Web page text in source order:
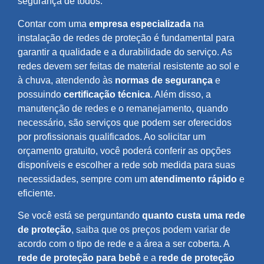
Contar com uma empresa especializada na
instalação de redes de proteção é fundamental para
garantir a qualidade e a durabilidade do serviço. As
redes devem ser feitas de material resistente ao sol e
à chuva, atendendo às normas de segurança e
possuindo certificação técnica. Além disso, a
manutenção de redes e o remanejamento, quando
necessário, são serviços que podem ser oferecidos
por profissionais qualificados. Ao solicitar um
orçamento gratuito, você poderá conferir as opções
disponíveis e escolher a rede sob medida para suas
necessidades, sempre com um atendimento rápido e
eficiente.
Se você está se perguntando quanto custa uma rede
de proteção, saiba que os preços podem variar de
acordo com o tipo de rede e a área a ser coberta. A
rede de proteção para bebê e a rede de proteção